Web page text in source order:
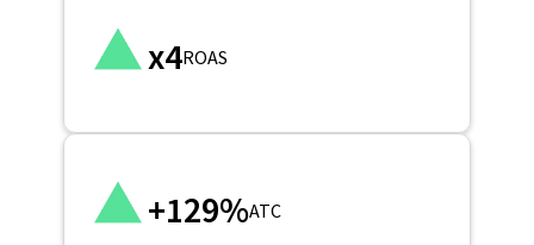
x4ROAS
+129%ATC